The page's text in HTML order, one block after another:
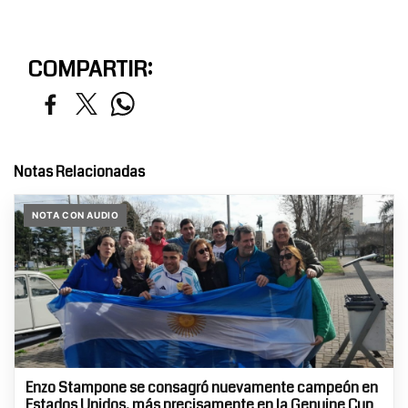
COMPARTIR:
Notas Relacionadas
NOTA CON AUDIO
Enzo Stampone se consagró nuevamente campeón en